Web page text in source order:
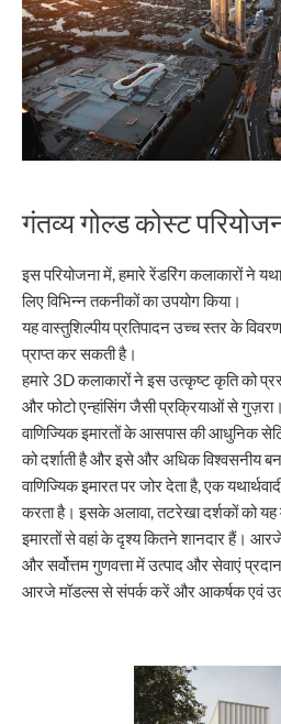
गंतव्य गोल्ड कोस्ट
इस परियोजना में, हमारे रेंडरिंग कलाकारों ने
लिए विभिन्न तकनीकों का उपयोग किया।
यह वास्तुशिल्पीय प्रतिपादन उच्च स्तर के
प्राप्त कर सकती है।
हमारे 3D कलाकारों ने इस उत्कृष्ट कृति को
और फोटो एन्हांसिंग जैसी प्रक्रियाओं से गुज़रा।
वाणिज्यिक इमारतों के आसपास की आधुनिक
को दर्शाती है और इसे और अधिक विश्वसनीय
वाणिज्यिक इमारत पर जोर देता है, एक
करता है। इसके अलावा, तटरेखा दर्शकों को
इमारतों से वहां के दृश्य कितने शानदार हैं।
और सर्वोत्तम गुणवत्ता में उत्पाद और सेवाएं
आरजे मॉडल्स से संपर्क करें और आकर्षक एवं